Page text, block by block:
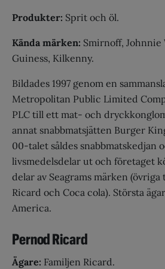
Produkter: Sprit och öl.
Kända märken: Smirnoff, Johnnie
Guiness, Kilkenny.
Bildades 1997 genom en
Metropolitan Public Limited
PLC till ett mat- och
annat snabbmatsjätten Burger
00-talet såldes snabbmatskedjan
livsmedelsdelar ut och företaget
delar av Seagrams märken (övriga
Ricard och Coca cola). Största
America.
Pernod Ricard
Ägare: Familjen Ricard.